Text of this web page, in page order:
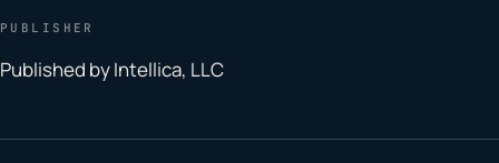
PUBLISHER
Published by Intellica, LLC